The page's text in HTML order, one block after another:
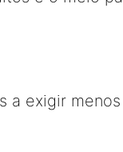
a exigir